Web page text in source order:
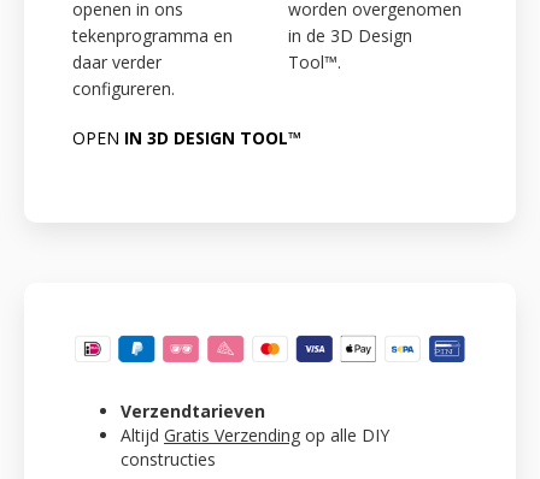
openen in ons
tekenprogramma en
daar verder
configureren.
worden overgenomen
in de 3D Design
Tool™.
OPEN IN 3D DESIGN TOOL™
Verzendtarieven
Altijd Gratis Verzending op alle DIY
constructies